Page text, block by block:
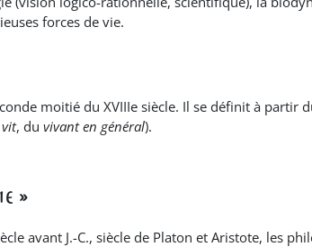
forces de vie.
moitié du XVIIIe siècle. Il se définit à
, du vivant en général).
»
avant J.-C., siècle de Platon et Aristote, les